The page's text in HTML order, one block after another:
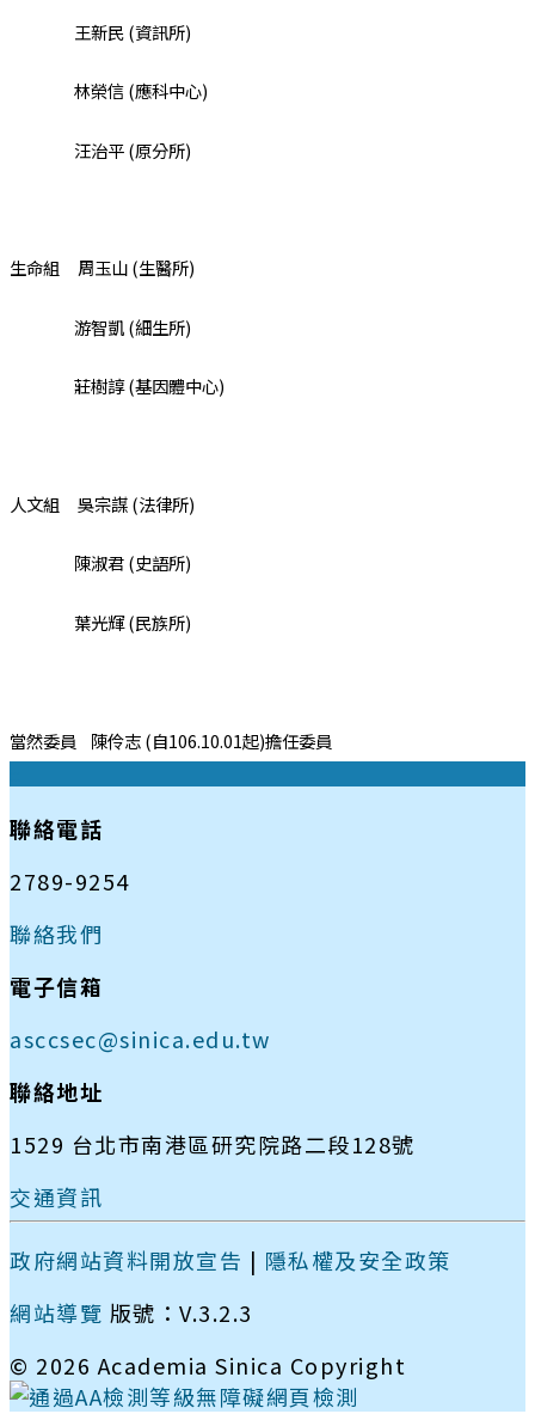
王新民 (資訊所)
林榮信 (應科中心)
汪治平 (原分所)
生命組 周玉山 (生醫所)
游智凱 (細生所)
莊樹諄 (基因體中心)
人文組 吳宗謀 (法律所)
陳淑君 (史語所)
葉光輝 (民族所)
當然委員 陳伶志 (自106.10.01起)擔任委員
聯絡電話
2789-9254
聯絡我們
電子信箱
asccsec@sinica.edu.tw
聯絡地址
1529 台北市南港區研究院路二段128號
交通資訊
政府網站資料開放宣告 | 隱私權及安全政策
網站導覽 版號：V.3.2.3
© 2026 Academia Sinica Copyright